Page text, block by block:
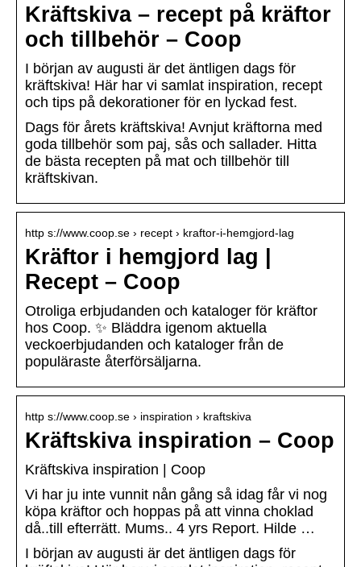
Kräftskiva – recept på kräftor
och tillbehör – Coop
I början av augusti är det äntligen dags för
kräftskiva! Här har vi samlat inspiration, recept
och tips på dekorationer för en lyckad fest.
Dags för årets kräftskiva! Avnjut kräftorna med
goda tillbehör som paj, sås och sallader. Hitta
de bästa recepten på mat och tillbehör till
kräftskivan.
http s://www.coop.se › recept › kraftor-i-hemgjord-lag
Kräftor i hemgjord lag |
Recept – Coop
Otroliga erbjudanden och kataloger för kräftor
hos Coop. ✨ Bläddra igenom aktuella
veckoerbjudanden och kataloger från de
populäraste återförsäljarna.
http s://www.coop.se › inspiration › kraftskiva
Kräftskiva inspiration – Coop
Kräftskiva inspiration | Coop
Vi har ju inte vunnit nån gång så idag får vi nog
köpa kräftor och hoppas på att vinna choklad
då..till efterrätt. Mums.. 4 yrs Report. Hilde …
I början av augusti är det äntligen dags för